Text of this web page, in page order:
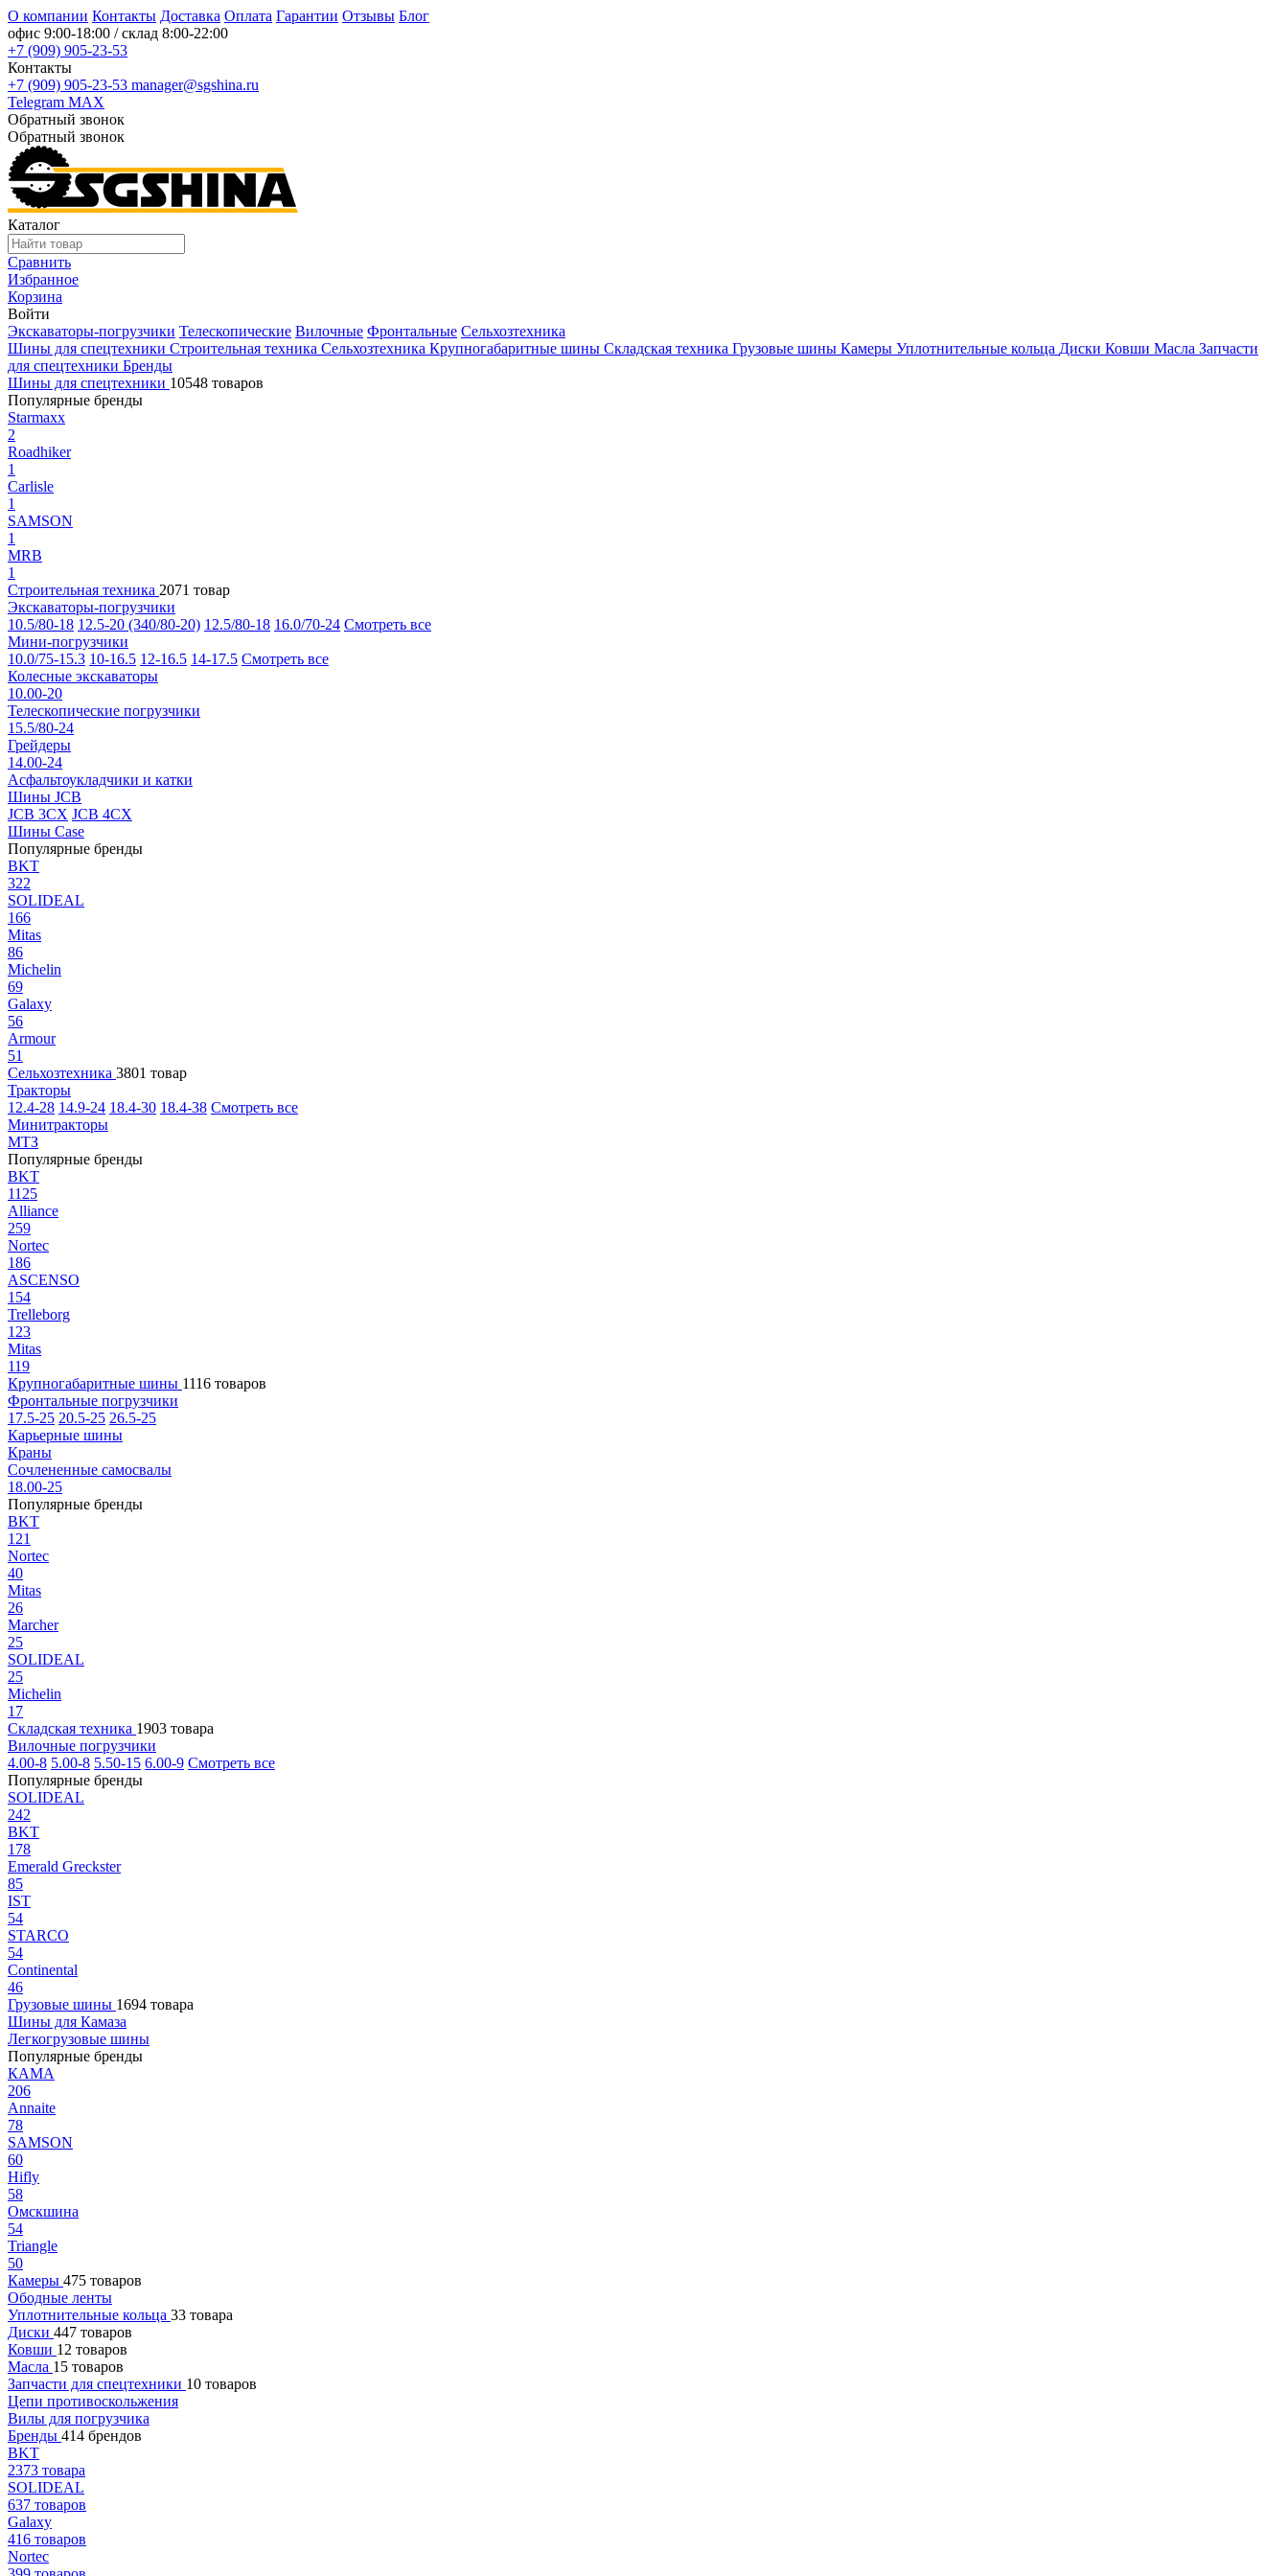
О компании Контакты Доставка Оплата Гарантии Отзывы Блог
офис 9:00-18:00 / склад 8:00-22:00
+7 (909) 905-23-53
Контакты
+7 (909) 905-23-53 manager@sgshina.ru
Telegram MAX
Обратный звонок
Обратный звонок
Каталог
Сравнить
Избранное
Корзина
Войти
Экскаваторы-погрузчики Телескопические Вилочные Фронтальные Сельхозтехника
Шины для спецтехники Строительная техника Сельхозтехника Крупногабаритные шины Складская техника Грузовые шины Камеры Уплотнительные кольца Диски Ковши Масла Запчасти
для спецтехники Бренды
Шины для спецтехники 10548 товаров
Популярные бренды
Starmaxx
2
Roadhiker
1
Carlisle
1
SAMSON
1
MRB
1
Строительная техника 2071 товар
Экскаваторы-погрузчики
10.5/80-18 12.5-20 (340/80-20) 12.5/80-18 16.0/70-24 Смотреть все
Мини-погрузчики
10.0/75-15.3 10-16.5 12-16.5 14-17.5 Смотреть все
Колесные экскаваторы
10.00-20
Телескопические погрузчики
15.5/80-24
Грейдеры
14.00-24
Асфальтоукладчики и катки
Шины JCB
JCB 3CX JCB 4CX
Шины Case
Популярные бренды
BKT
322
SOLIDEAL
166
Mitas
86
Michelin
69
Galaxy
56
Armour
51
Сельхозтехника 3801 товар
Тракторы
12.4-28 14.9-24 18.4-30 18.4-38 Смотреть все
Минитракторы
МТЗ
Популярные бренды
BKT
1125
Alliance
259
Nortec
186
ASCENSO
154
Trelleborg
123
Mitas
119
Крупногабаритные шины 1116 товаров
Фронтальные погрузчики
17.5-25 20.5-25 26.5-25
Карьерные шины
Краны
Сочлененные самосвалы
18.00-25
Популярные бренды
BKT
121
Nortec
40
Mitas
26
Marcher
25
SOLIDEAL
25
Michelin
17
Складская техника 1903 товара
Вилочные погрузчики
4.00-8 5.00-8 5.50-15 6.00-9 Смотреть все
Популярные бренды
SOLIDEAL
242
BKT
178
Emerald Greckster
85
IST
54
STARCO
54
Continental
46
Грузовые шины 1694 товара
Шины для Камаза
Легкогрузовые шины
Популярные бренды
КАМА
206
Annaite
78
SAMSON
60
Hifly
58
Омскшина
54
Triangle
50
Камеры 475 товаров
Ободные ленты
Уплотнительные кольца 33 товара
Диски 447 товаров
Ковши 12 товаров
Масла 15 товаров
Запчасти для спецтехники 10 товаров
Цепи противоскольжения
Вилы для погрузчика
Бренды 414 брендов
BKT
2373 товара
SOLIDEAL
637 товаров
Galaxy
416 товаров
Nortec